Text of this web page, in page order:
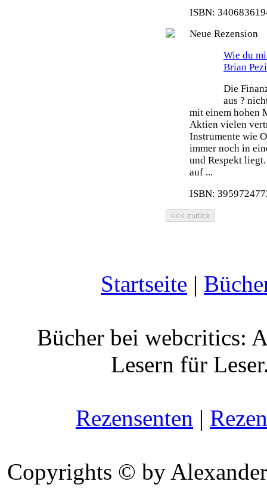
ISBN:
Neue Rezension
Wie du
Brian
Die
aus ?
mit einem hohen
Aktien vielen
Instrumente wie
immer noch in
und Respekt
auf ...
ISBN:
Startseite |
Bücher bei webcritics:
Lesern für
Rezensenten |
Copyrights © by